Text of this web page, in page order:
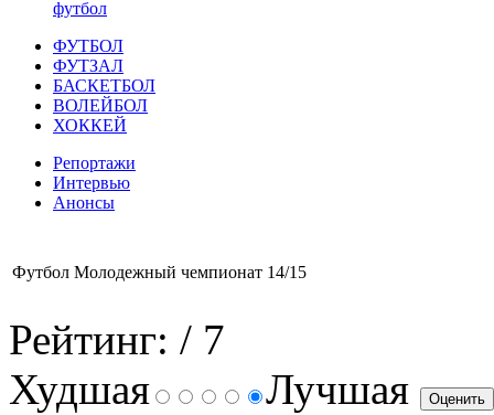
футбол
ФУТБОЛ
ФУТЗАЛ
БАСКЕТБОЛ
ВОЛЕЙБОЛ
ХОККЕЙ
Репортажи
Интервью
Анонсы
Футбол Молодежный чемпионат 14/15
Рейтинг: / 7
Худшая
Лучшая